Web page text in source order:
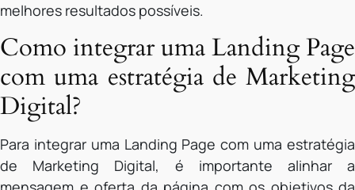
melhores resultados possíveis.
Como integrar uma Landing Page
com uma estratégia de Marketing
Digital?
Para integrar uma Landing Page com uma estratégia
de Marketing Digital, é importante alinhar a